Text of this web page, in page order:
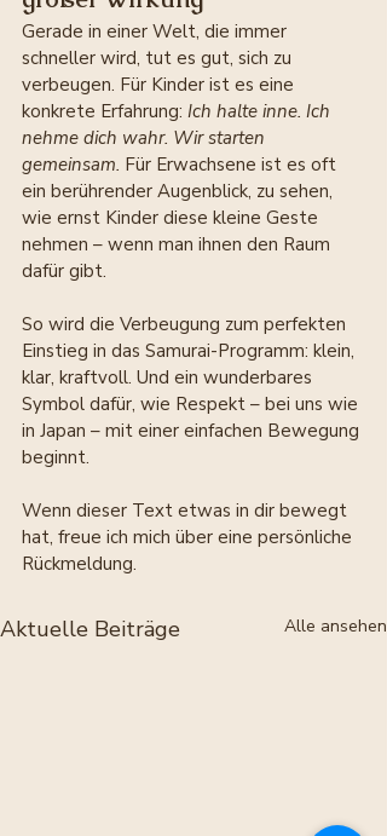
Gerade in einer Welt, die immer
schneller wird, tut es gut, sich zu
verbeugen. Für Kinder ist es eine
konkrete Erfahrung: Ich halte inne. Ich
nehme dich wahr. Wir starten
gemeinsam. Für Erwachsene ist es oft
ein berührender Augenblick, zu sehen,
wie ernst Kinder diese kleine Geste
nehmen – wenn man ihnen den Raum
dafür gibt.
So wird die Verbeugung zum perfekten
Einstieg in das Samurai-Programm: klein,
klar, kraftvoll. Und ein wunderbares
Symbol dafür, wie Respekt – bei uns wie
in Japan – mit einer einfachen Bewegung
beginnt.
Wenn dieser Text etwas in dir bewegt
hat, freue ich mich über eine persönliche
Rückmeldung.
Aktuelle Beiträge Alle ansehen